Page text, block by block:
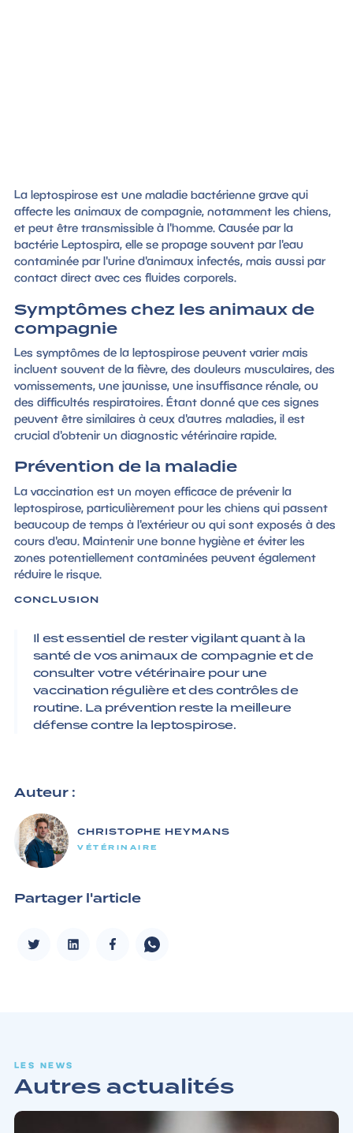
La leptospirose est une maladie bactérienne grave qui
affecte les animaux de compagnie, notamment les chiens,
et peut être transmissible à l'homme. Causée par la
bactérie Leptospira, elle se propage souvent par l'eau
contaminée par l'urine d'animaux infectés, mais aussi par
contact direct avec ces fluides corporels.
Symptômes chez les animaux de
compagnie
Les symptômes de la leptospirose peuvent varier mais
incluent souvent de la fièvre, des douleurs musculaires, des
vomissements, une jaunisse, une insuffisance rénale, ou
des difficultés respiratoires. Étant donné que ces signes
peuvent être similaires à ceux d'autres maladies, il est
crucial d'obtenir un diagnostic vétérinaire rapide.
Prévention de la maladie
La vaccination est un moyen efficace de prévenir la
leptospirose, particulièrement pour les chiens qui passent
beaucoup de temps à l'extérieur ou qui sont exposés à des
cours d'eau. Maintenir une bonne hygiène et éviter les
zones potentiellement contaminées peuvent également
réduire le risque.
CONCLUSION
Il est essentiel de rester vigilant quant à la
santé de vos animaux de compagnie et de
consulter votre vétérinaire pour une
vaccination régulière et des contrôles de
routine. La prévention reste la meilleure
défense contre la leptospirose.
Auteur :
CHRISTOPHE HEYMANS
VÉTÉRINAIRE
Partager l'article
LES NEWS
Autres actualités